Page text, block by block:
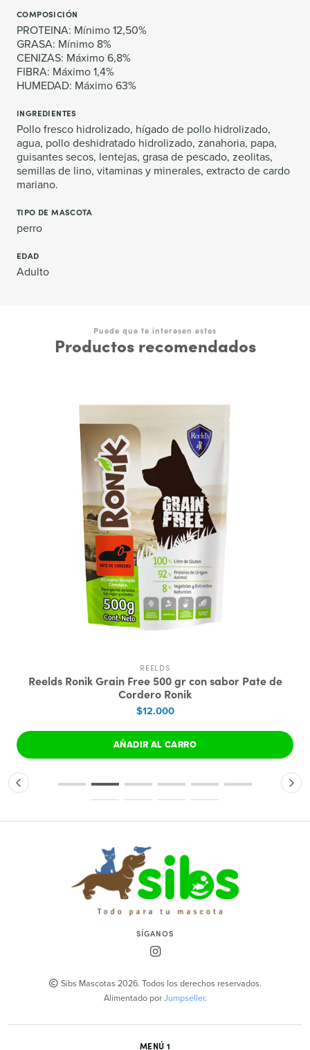
COMPOSICIÓN
PROTEINA: Mínimo 12,50%
GRASA: Mínimo 8%
CENIZAS: Máximo 6,8%
FIBRA: Máximo 1,4%
HUMEDAD: Máximo 63%
INGREDIENTES
Pollo fresco hidrolizado, hígado de pollo hidrolizado,
agua, pollo deshidratado hidrolizado, zanahoria, papa,
guisantes secos, lentejas, grasa de pescado, zeolitas,
semillas de lino, vitaminas y minerales, extracto de cardo
mariano.
TIPO DE MASCOTA
perro
EDAD
Adulto
Puede que te interesen estos
Productos recomendados
REELDS
Reelds Ronik Grain Free 500 gr con sabor Pate de
Cordero Ronik
$12.000
AÑADIR AL CARRO
SÍGANOS
Sibs Mascotas 2026. Todos los derechos reservados.
Alimentado porJumpseller.
MENÚ 1